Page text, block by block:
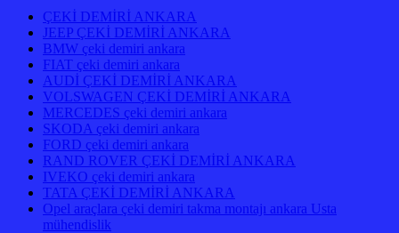
ÇEKİ DEMİRİ ANKARA
JEEP ÇEKİ DEMİRİ ANKARA
BMW çeki demiri ankara
FIAT çeki demiri ankara
AUDİ ÇEKİ DEMİRİ ANKARA
VOLSWAGEN ÇEKİ DEMİRİ ANKARA
MERCEDES çeki demiri ankara
SKODA çeki demiri ankara
FORD çeki demiri ankara
RAND ROVER ÇEKİ DEMİRİ ANKARA
IVEKO çeki demiri ankara
TATA ÇEKİ DEMİRİ ANKARA
Opel araçlara çeki demiri takma montajı ankara Usta
mühendislik